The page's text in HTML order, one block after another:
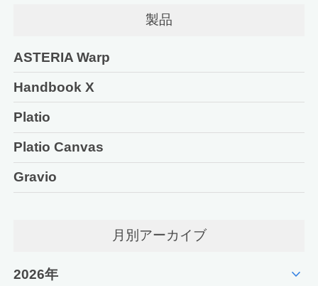
製品
ASTERIA Warp
Handbook X
Platio
Platio Canvas
Gravio
月別アーカイブ
2026年 expand_more